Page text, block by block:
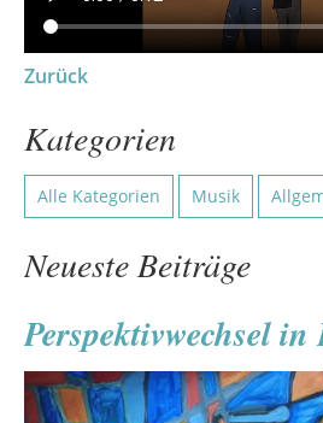
Zurück
Kategorien
Alle Kategorien Musik
Neueste Beiträge
Perspektivwechsel in